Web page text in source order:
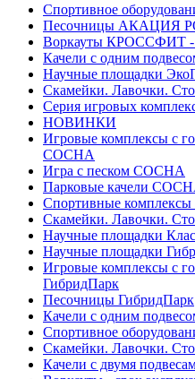
Спортивное
Песочницы АКАЦИЯ
Воркауты КРОССФИТ -
Качели с одним
Научные площадки
Скамейки. Лавочки.
Серия игровых
НОВИНКИ
Игровые комплексы с
СОСНА
Игра с песком СОСНА
Парковые качели
Спортивные
Скамейки. Лавочки.
Научные площадки
Научные площадки
Игровые комплексы с
ГибридПарк
Песочницы ГибридПарк
Качели с одним
Спортивное
Скамейки. Лавочки.
Качели с двумя